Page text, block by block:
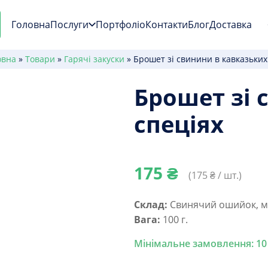
ГоловнаПослуги ПортфоліоКонтактиБлогДоставка
» Товари » Гарячі закуски » Брошет зі свинини в
Брошет зі
спеціях
175 ₴ (175₴ / шт.)
Склад: Свинячий ошийок,
Вага: 100 г.
Мінімальне замовлення: